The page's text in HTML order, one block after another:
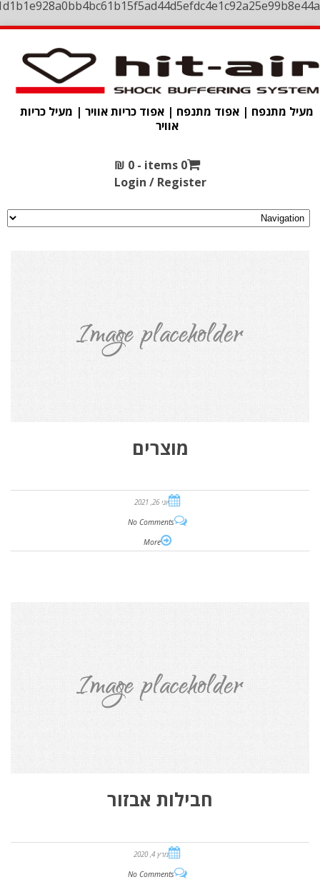
מעיל מתנפח | אפוד מתנפח | אפוד כריות אוויר | מעיל כריות
אוויר
0 items -
₪ 0
Login / Register
מוצרים
יוני 26, 2021
No Comments
More
חבילות אבזור
מרץ 4, 2020
No Comments